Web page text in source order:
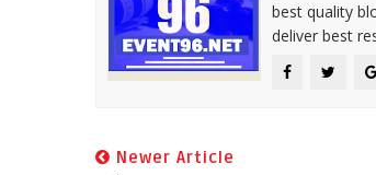
best quality
deliver best
Newer Article